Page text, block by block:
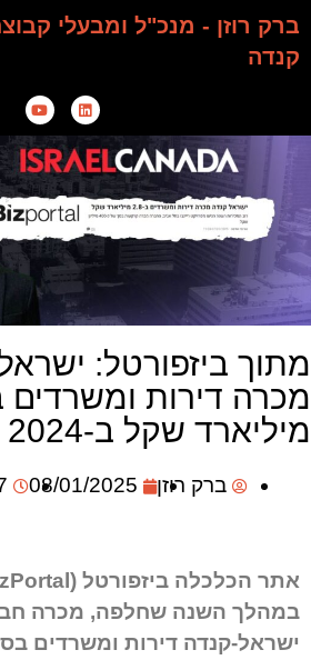
ברק רוזן - מנכ"ל ומבעלי
קנדה
מתוך ביזפורטל:
מיליארד שקל ב-2024
ברק רוזן 08/01/2025
במהלך השנה שחלפה, מכרה
ישראל-קנדה דירות ומשרדים